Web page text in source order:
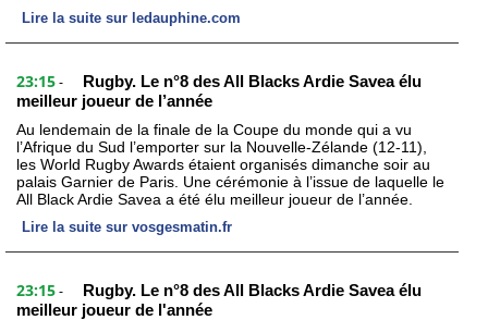
Lire la suite sur ledauphine.com
23:15 -
Rugby. Le n°8 des All Blacks Ardie Savea élu
meilleur joueur de l’année
Au lendemain de la finale de la Coupe du monde qui a vu
l’Afrique du Sud l’emporter sur la Nouvelle-Zélande (12-11),
les World Rugby Awards étaient organisés dimanche soir au
palais Garnier de Paris. Une cérémonie à l’issue de laquelle le
All Black Ardie Savea a été élu meilleur joueur de l’année.
Lire la suite sur vosgesmatin.fr
23:15 -
Rugby. Le n°8 des All Blacks Ardie Savea élu
meilleur joueur de l'année